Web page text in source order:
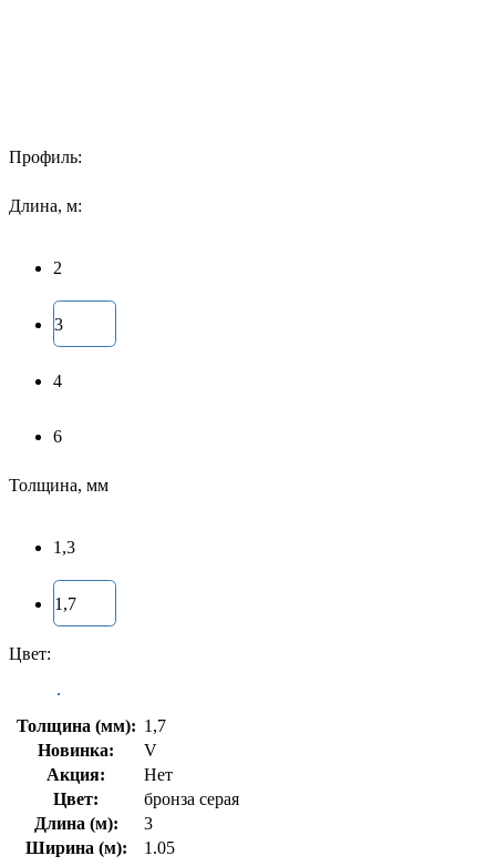
Профиль:
Длина, м:
2
3
4
6
Толщина, мм
1,3
1,7
Цвет:
Толщина (мм): 1,7
Новинка:
V
Акция:
Нет
Цвет:
бронза серая
Длина (м):
3
Ширина (м):
1.05